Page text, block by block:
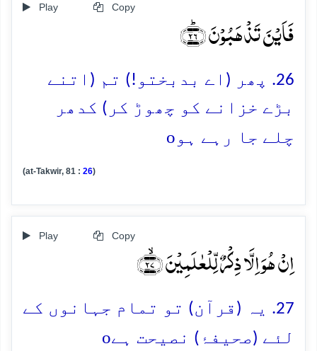
Play Copy
فَاَیۡنَ تَذۡہَبُوۡنَ ﴿ؕ۲۶﴾
26. پھر (اے بدبختو!) تم (اتنے
بڑے خزانے کو چھوڑ کر) کدھر
چلے جا رہے ہو o
(at-Takwir, 81 : 26)
Play Copy
اِنۡ ہُوَ اِلَّا ذِکۡرٌ لِّلۡعٰلَمِیۡنَ ﴿ۙ۲۷﴾
27. یہ (قرآن) تو تمام جہانوں کے
لئے (صحیفۂ) نصیحت ہےo